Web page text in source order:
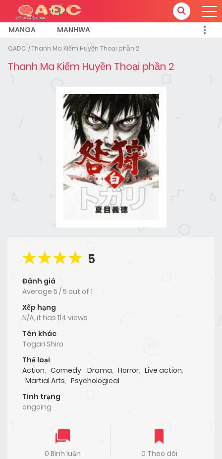
MANGA MANHWA
QADC Thanh Ma Kiếm Huyền Thoại phần 2
Thanh Ma Kiếm Huyền Thoại phần 2
5
Đánh giá
Average 5 /5 out of 1
Xếp hạng
N/A, it has 114 views
Tên khác
Togari Shiro
Thể loại
Action, Comedy, Drama, Horror, Live action,
Martial Arts, Psychological
Tình trạng
ongoing
0 Bình luận 0 Theo dõi